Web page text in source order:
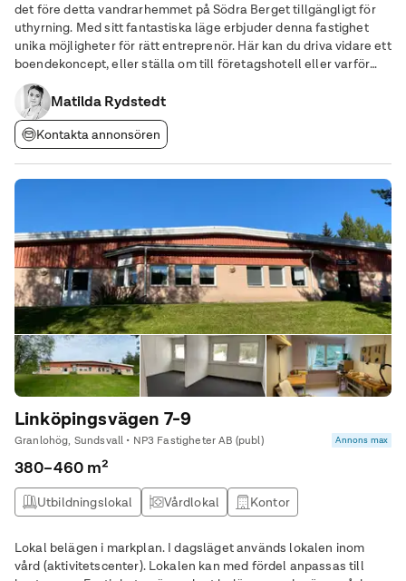
det före detta vandrarhemmet på Södra Berget tillgängligt för
uthyrning. Med sitt fantastiska läge erbjuder denna fastighet
unika möjligheter för rätt entreprenör. Här kan du driva vidare ett
boendekoncept, eller ställa om till företagshotell eller varför
inte ett utbildningscenter? Varmt välkommen att kontakta oss
för mer information
Matilda Rydstedt
Kontakta annonsören
Linköpingsvägen 7-9
Granlohög, Sundsvall • NP3 Fastigheter AB (publ) Annons max
380–460 m²
Utbildningslokal Vårdlokal Kontor
Lokal belägen i markplan. I dagsläget används lokalen inom
vård (aktivitetscenter). Lokalen kan med fördel anpassas till